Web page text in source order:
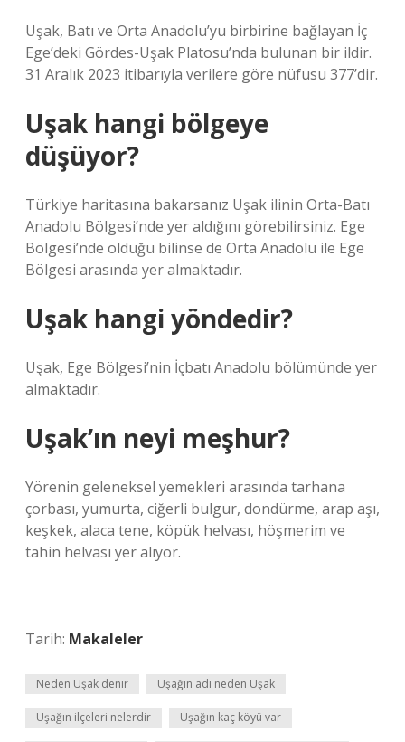
Uşak, Batı ve Orta Anadolu’yu birbirine bağlayan İç
Ege’deki Gördes-Uşak Platosu’nda bulunan bir ildir.
31 Aralık 2023 itibarıyla verilere göre nüfusu 377’dir.
Uşak hangi bölgeye
düşüyor?
Türkiye haritasına bakarsanız Uşak ilinin Orta-Batı
Anadolu Bölgesi’nde yer aldığını görebilirsiniz. Ege
Bölgesi’nde olduğu bilinse de Orta Anadolu ile Ege
Bölgesi arasında yer almaktadır.
Uşak hangi yöndedir?
Uşak, Ege Bölgesi’nin İçbatı Anadolu bölümünde yer
almaktadır.
Uşak’ın neyi meşhur?
Yörenin geleneksel yemekleri arasında tarhana
çorbası, yumurta, ciğerli bulgur, dondürme, arap aşı,
keşkek, alaca tene, köpük helvası, höşmerim ve
tahin helvası yer alıyor.
Tarih: Makaleler
Neden Uşak denir Uşağın adı neden Uşak
Uşağın ilçeleri nelerdir Uşağın kaç köyü var